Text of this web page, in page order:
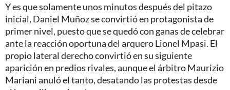
Y es que solamente unos minutos después del pitazo
inicial, Daniel Muñoz se convirtió en protagonista de
primer nivel, puesto que se quedó con ganas de celebrar
ante la reacción oportuna del arquero Lionel Mpasi. El
propio lateral derecho convirtió en su siguiente
aparición en predios rivales, aunque el árbitro Maurizio
Mariani anuló el tanto, desatando las protestas desde